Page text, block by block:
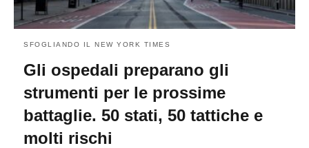
SFOGLIANDO IL NEW YORK TIMES
Gli ospedali preparano gli
strumenti per le prossime
battaglie. 50 stati, 50 tattiche e
molti rischi